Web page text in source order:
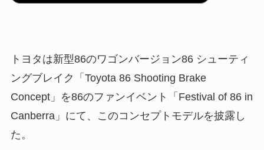
トヨタは新型86のワゴンバージョン86 シューティ
ングブレイク「Toyota 86 Shooting Brake
Concept」を86のファンイベント「Festival of 86 in
Canberra」にて、このコンセプトモデルを披露し
た。